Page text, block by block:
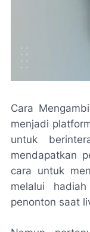
Cara
menjadi
untuk
mendapatkan
cara untuk
melalui
penonton saat